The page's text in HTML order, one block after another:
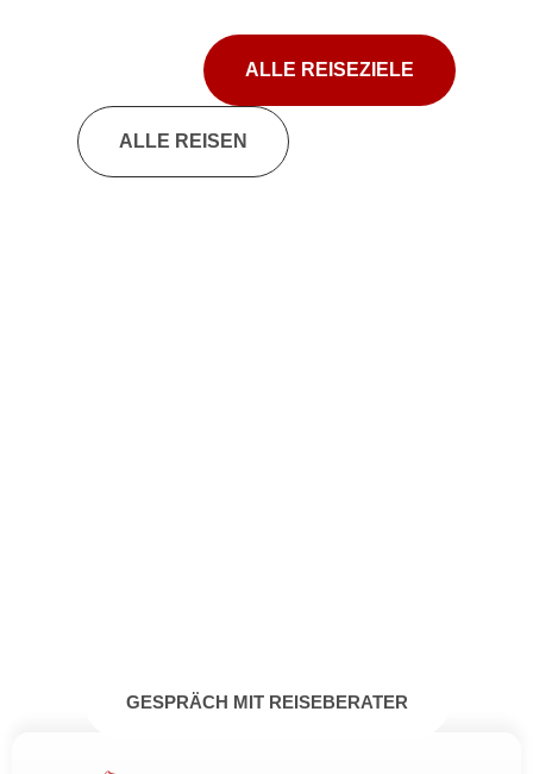
ALLE REISEZIELE
ALLE REISEN
GESPRÄCH MIT REISEBERATER